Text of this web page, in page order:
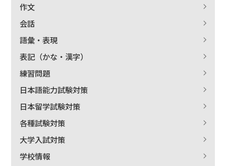
作文
会話
語彙・表現
表記（かな・漢字）
練習問題
日本語能力試験対策
日本留学試験対策
各種試験対策
大学入試対策
学校情報